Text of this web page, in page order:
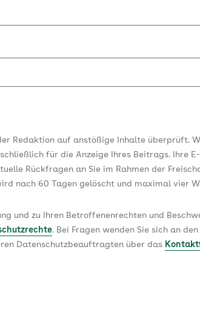
Redaktion auf anstößige Inhalte überprüft.
für die Anzeige Ihres Beitrags. Ihre
Rückfragen an Sie im Rahmen der
nach 60 Tagen gelöscht und maximal vier
und zu Ihren Betroffenenrechten und
. Bei Fragen wenden Sie sich an
Datenschutzbeauftragten über das